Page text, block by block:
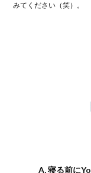
みてください（笑）。
A, 寝る前に